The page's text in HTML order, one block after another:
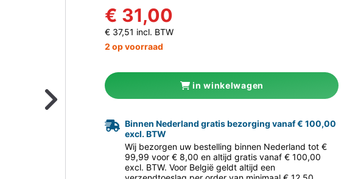
Naar volgende
€ 31,00
€ 37,51 incl. BTW
2 op voorraad
in winkelwagen
Binnen Nederland gratis bezorging vanaf € 100,00
excl. BTW
Wij bezorgen uw bestelling binnen Nederland tot €
99,99 voor € 8,00 en altijd gratis vanaf € 100,00
excl. BTW. Voor België geldt altijd een